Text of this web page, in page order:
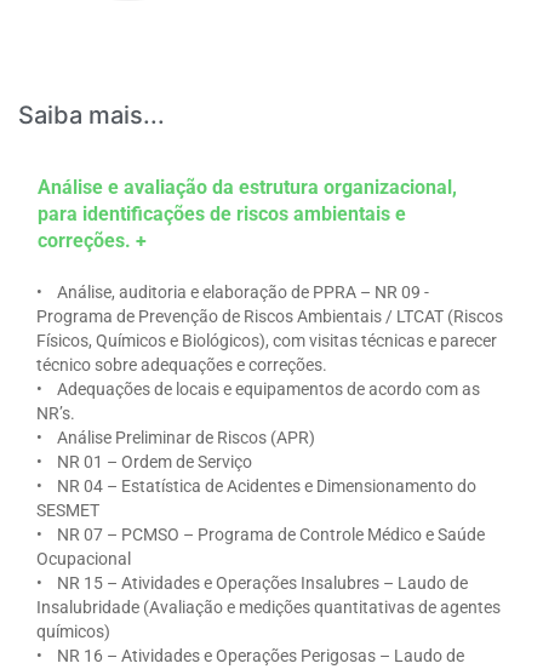
Saiba mais...
Análise e avaliação da estrutura organizacional,
para identificações de riscos ambientais e
correções. +
• Análise, auditoria e elaboração de PPRA – NR 09 -
Programa de Prevenção de Riscos Ambientais / LTCAT (Riscos
Físicos, Químicos e Biológicos), com visitas técnicas e parecer
técnico sobre adequações e correções.
• Adequações de locais e equipamentos de acordo com as
NR’s.
• Análise Preliminar de Riscos (APR)
• NR 01 – Ordem de Serviço
• NR 04 – Estatística de Acidentes e Dimensionamento do
SESMET
• NR 07 – PCMSO – Programa de Controle Médico e Saúde
Ocupacional
• NR 15 – Atividades e Operações Insalubres – Laudo de
Insalubridade (Avaliação e medições quantitativas de agentes
químicos)
• NR 16 – Atividades e Operações Perigosas – Laudo de